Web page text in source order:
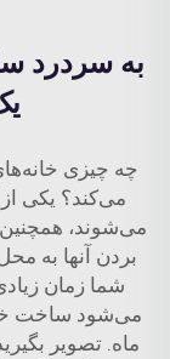
به سردرد
چه چیزی
می‌کند؟ یکی
می‌شوند، همچنین
بردن آنها به
شما زمان
می‌شود ساخت
ماه. تصویر